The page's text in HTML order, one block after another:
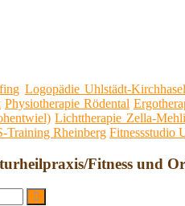
Logopädie Uhlstädt-Kirchhasel
Physiotherapie Rödental
Lichttherapie Zella-
Training Rheinberg Fitnessstudio
Fitness und
Suchen